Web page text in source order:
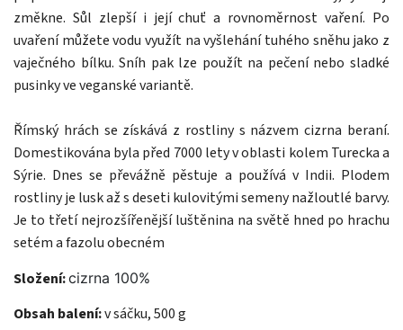
změkne. Sůl zlepší i její chuť a rovnoměrnost vaření. Po
uvaření můžete vodu využít na vyšlehání tuhého sněhu jako z
vaječného bílku. Sníh pak lze použít na pečení nebo sladké
pusinky ve veganské variantě.
Římský hrách se získává z rostliny s názvem cizrna beraní.
Domestikována byla před 7000 lety v oblasti kolem Turecka a
Sýrie. Dnes se převážně pěstuje a používá v Indii. Plodem
rostliny je lusk až s deseti kulovitými semeny nažloutlé barvy.
Je to třetí nejrozšířenější luštěnina na světě hned po hrachu
setém a fazolu obecném
Složení:cizrna 100%
Obsah balení:v sáčku, 500 g